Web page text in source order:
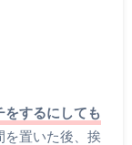
をするにしても
を置いた後、挨